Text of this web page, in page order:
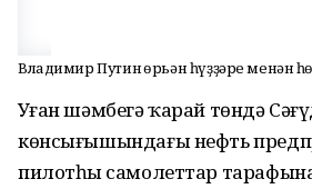
Владимир Путин Ҡөрьән һүҙҙәре менән
Уҙған шәмбегә ҡарай төндә
көнсығышындағы нефть
пилотһыҙ самолеттар